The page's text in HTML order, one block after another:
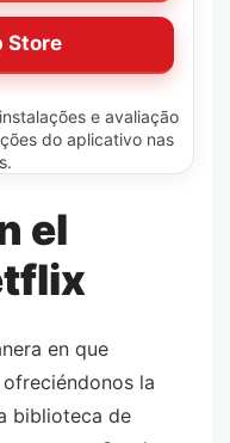
Store
e avaliação
do aplicativo nas
el
en que
la
biblioteca de